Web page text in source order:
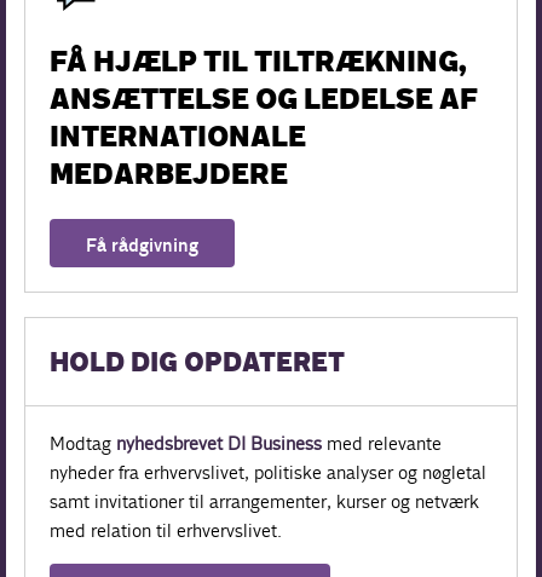
FÅ HJÆLP TIL TILTRÆKNING,
ANSÆTTELSE OG LEDELSE AF
INTERNATIONALE
MEDARBEJDERE
Få rådgivning
HOLD DIG OPDATERET
Modtag nyhedsbrevet DI Business med relevante
nyheder fra erhvervslivet, politiske analyser og nøgletal
samt invitationer til arrangementer, kurser og netværk
med relation til erhvervslivet.